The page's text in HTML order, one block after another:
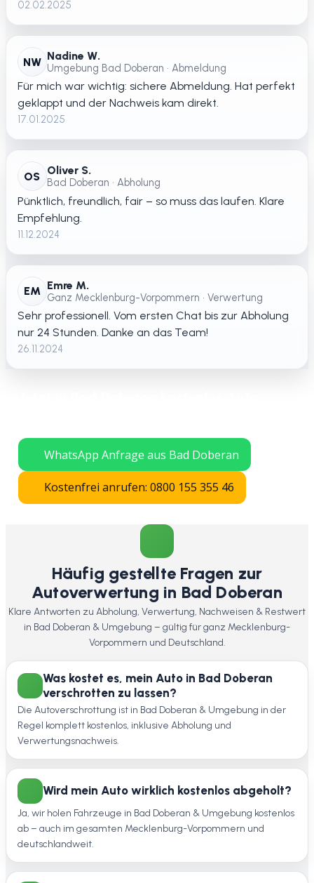
02.02.2025
NW Nadine W.
Umgebung Bad Doberan • Abmeldung
Für mich war wichtig: sichere Abmeldung. Hat perfekt
geklappt und der Nachweis kam direkt.
17.01.2025
OS Oliver S.
Bad Doberan • Abholung
Pünktlich, freundlich, fair – so muss das laufen. Klare
Empfehlung.
11.12.2024
EM Emre M.
Ganz Mecklenburg-Vorpommern • Verwertung
Sehr professionell. Vom ersten Chat bis zur Abholung
nur 24 Stunden. Danke an das Team!
26.11.2024
WhatsApp Anfrage aus Bad Doberan
Kostenfrei anrufen: 0800 155 355 46
Häufig gestellte Fragen zur
Autoverwertung in Bad Doberan
Klare Antworten zu Abholung, Verwertung, Nachweisen & Restwert
in Bad Doberan & Umgebung – gültig für ganz Mecklenburg-
Vorpommern und Deutschland.
Was kostet es, mein Auto in Bad Doberan
verschrotten zu lassen?
Die Autoverschrottung ist in Bad Doberan & Umgebung in der
Regel komplett kostenlos, inklusive Abholung und
Verwertungsnachweis.
Wird mein Auto wirklich kostenlos abgeholt?
Ja, wir holen Fahrzeuge in Bad Doberan & Umgebung kostenlos
ab – auch im gesamten Mecklenburg-Vorpommern und
deutschlandweit.